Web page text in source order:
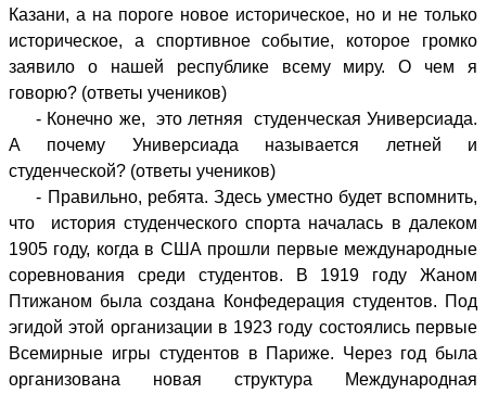
Казани, а на пороге новое историческое, но и не только
историческое, а спортивное событие, которое громко
заявило о нашей республике всему миру. О чем я
говорю? (ответы учеников)
- Конечно же, это летняя студенческая Универсиада.
А почему Универсиада называется летней и
студенческой? (ответы учеников)
- Правильно, ребята. Здесь уместно будет вспомнить,
что история студенческого спорта началась в далеком
1905 году, когда в США прошли первые международные
соревнования среди студентов. В 1919 году Жаном
Птижаном была создана Конфедерация студентов. Под
эгидой этой организации в 1923 году состоялись первые
Всемирные игры студентов в Париже. Через год была
организована новая структура Международная